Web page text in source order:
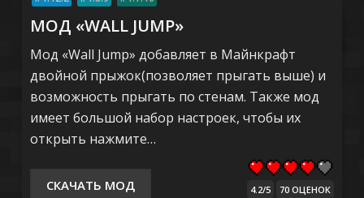
МОД «WALL JUMP»
Мод «Wall Jump» добавляет в Майнкрафт
двойной прыжок(позволяет прыгать выше) и
возможность прыгать по стенам. Также мод
имеет большой набор настроек, чтобы их
открыть нажмите…
4.2/5 70 ОЦЕНОК
СКАЧАТЬ МОД